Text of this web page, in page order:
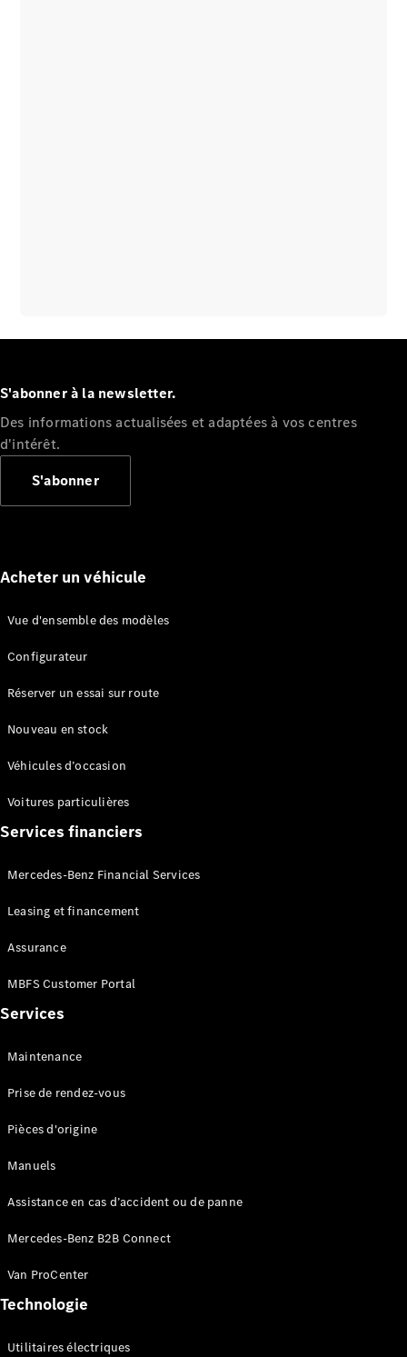
S'abonner à la newsletter.
Des informations actualisées et adaptées à vos centres
d'intérêt.
S'abonner
Acheter un véhicule
Vue d'ensemble des modèles
Configurateur
Réserver un essai sur route
Nouveau en stock
Véhicules d’occasion
Voitures particulières
Services financiers
Mercedes-Benz Financial Services
Leasing et financement
Assurance
MBFS Customer Portal
Services
Maintenance
Prise de rendez-vous
Pièces d'origine
Manuels
Assistance en cas d’accident ou de panne
Mercedes-Benz B2B Connect
Van ProCenter
Technologie
Utilitaires électriques